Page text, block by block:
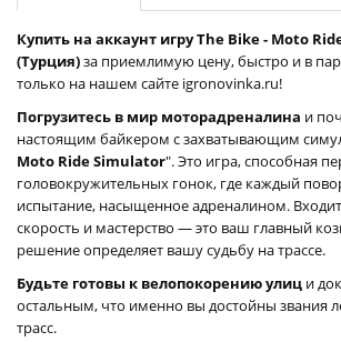
Купить на аккаунт игру The Bike - Moto
(Турция)за приемлимую цену, быстро и в
только на нашем сайте igronovinka.ru!
Погрузитесь в мир моторадреналина и
настоящим байкером с захватывающим
Moto Ride Simulator". Это игра, способная
головокружительных гонок, где каждый
испытание, насыщенное адреналином.
скорость и мастерство — это ваш главный
решение определяет вашу судьбу на трассе.
Будьте готовы к велопокорению улиц и
остальным, что именно вы достойны звания
трасс.